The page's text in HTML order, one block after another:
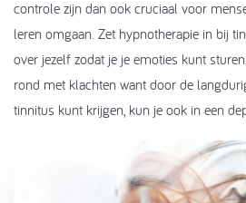
controle zijn dan ook cruciaal voor
leren omgaan. Zet hypnotherapie in bij
over jezelf zodat je je emoties kunt
rond met klachten want door de
tinnitus kunt krijgen, kun je ook in een